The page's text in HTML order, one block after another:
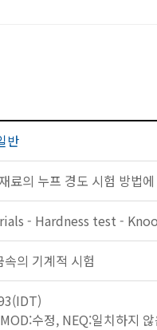
반
료의 누프 경도 시험 방법
- Hardness test -
의 기계적 시험
수정, NEQ:일치하지 않